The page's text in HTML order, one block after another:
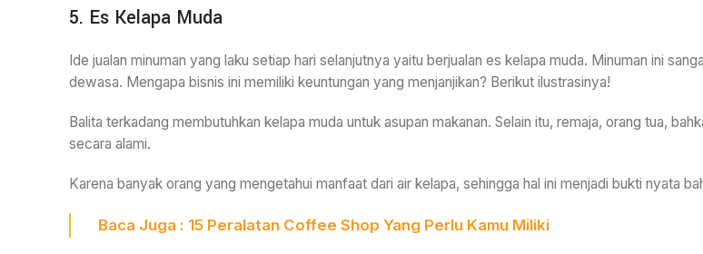
5. Es Kelapa Muda
Ide jualan minuman yang laku setiap hari selanjutnya yaitu berjualan es kelapa muda. Minuman ini
dewasa. Mengapa bisnis ini memiliki keuntungan yang menjanjikan? Berikut ilustrasinya!
Balita terkadang membutuhkan kelapa muda untuk asupan makanan. Selain itu, remaja, orang tua,
secara alami.
Karena banyak orang yang mengetahui manfaat dari air kelapa, sehingga hal ini menjadi bukti nyata
Baca Juga : 15 Peralatan Coffee Shop Yang Perlu Kamu Miliki